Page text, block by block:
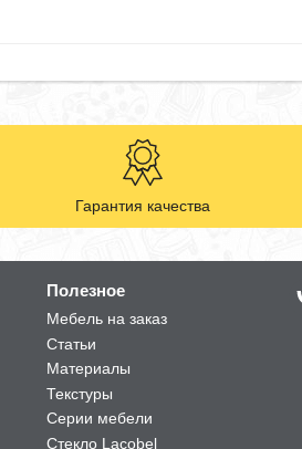
Гарантия качества
Полезное
Мебель на заказ
Статьи
Материалы
Текстуры
Серии мебели
Стекло Lacobel